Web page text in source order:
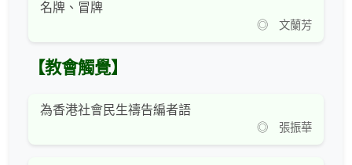
名牌、冒牌
◎ 文蘭芳
【教會觸覺】
為香港社會民生禱告編者語
◎ 張振華